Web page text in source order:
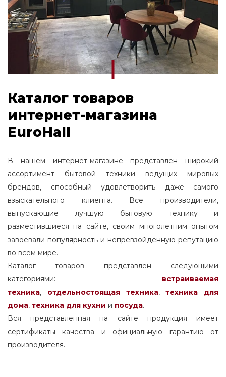
Korting okb Духовые шкафы Midea
Каталог товаров
интернет-магазина
EuroHall
В нашем интернет-магазине представлен широкий
ассортимент бытовой техники ведущих мировых
брендов, способный удовлетворить даже самого
взыскательного клиента. Все производители,
выпускающие лучшую бытовую технику и
разместившиеся на сайте, своим многолетним опытом
завоевали популярность и непревзойденную репутацию
во всем мире.
Каталог товаров представлен следующими
категориями: встраиваемая
техника, отдельностоящаятехника,
техника для
дома, техника для кухни и посуда.
Вся представленная на сайте продукция имеет
сертификаты качества и официальную гарантию от
производителя.